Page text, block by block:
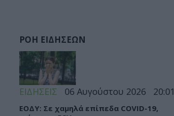
ΡΟΗ ΕΙΔΗΣΕΩΝ
ΕΙΔΗΣΕΙΣ 06 Αυγούστου 2026 20:01
ΕΟΔΥ: Σε χαμηλά επίπεδα COVID-19,